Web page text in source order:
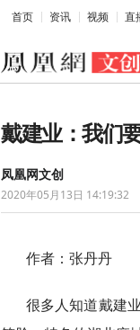
首页 资讯 视频 直
戴建业：我们
凤凰网文创
2020年05月13日 14:19:32
作者：张丹丹
很多人知道戴建